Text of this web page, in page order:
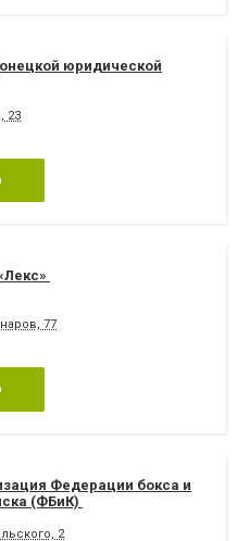
юридической
23
77
Федерации бокса и
(ФБиК)
2